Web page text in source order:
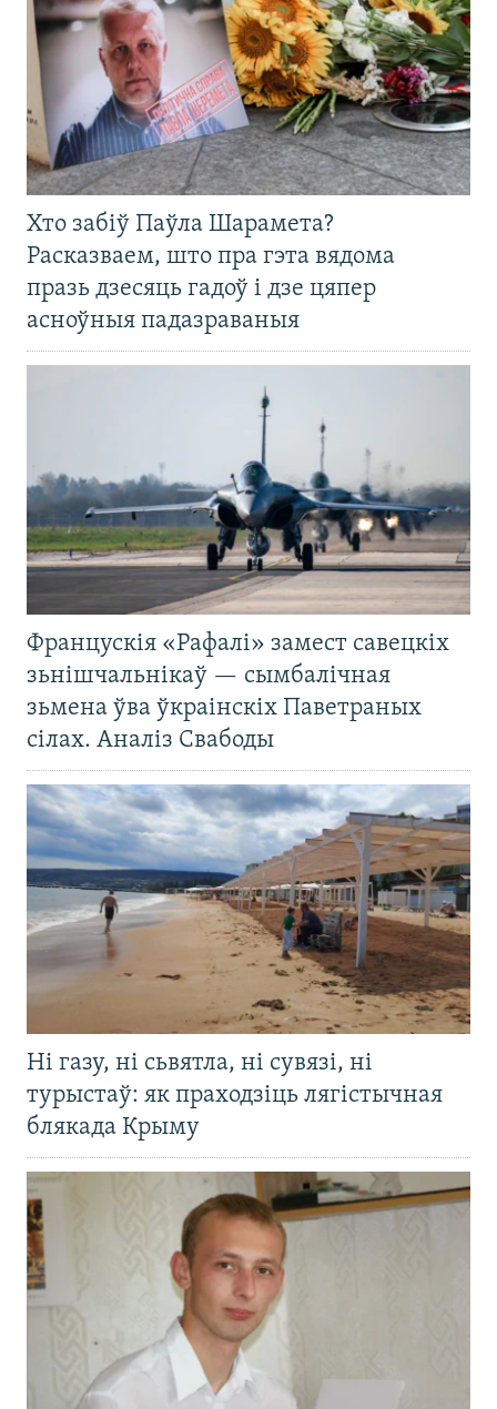
Хто забіў Паўла Шарамета?
Расказваем, што пра гэта вядома
празь дзесяць гадоў і дзе цяпер
асноўныя падазраваныя
Францускія «Рафалі» замест савецкіх
зьнішчальнікаў — сымбалічная
зьмена ўва ўкраінскіх Паветраных
сілах. Аналіз Свабоды
Ні газу, ні сьвятла, ні сувязі, ні
турыстаў: як праходзіць лягістычная
блякада Крыму